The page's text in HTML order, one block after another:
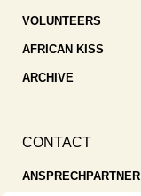
VOLUNTEERS
AFRICAN KISS
ARCHIVE
CONTACT
ANSPRECHPARTNER